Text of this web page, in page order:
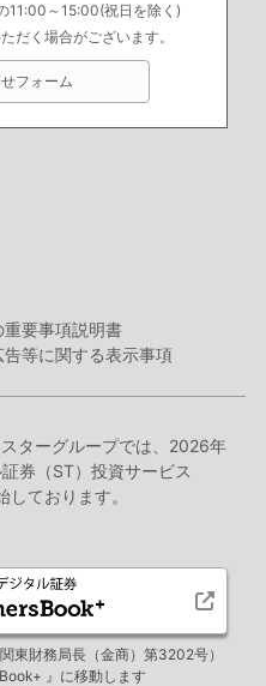
11:00～15:00(祝日を除く)
だく場合がございます。
フォーム
要事項説明書
等に関する表示事項
ターグループでは、2026年
券（ST）投資サービス
しております。
東財務局長（金商）第3202号）
』に移動します